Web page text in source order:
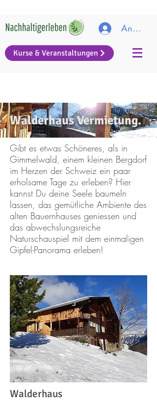
Anmelden
Kurse & Veranstaltungen
Walderhaus Vermietung.
Gibt es etwas Schöneres, als in
Gimmelwald, einem kleinen Bergdorf
im Herzen der Schweiz ein paar
erholsame Tage zu erleben? Hier
kannst Du deine Seele baumeln
lassen, das gemütliche Ambiente des
alten Bauernhauses geniessen und
das abwechslungsreiche
Naturschauspiel mit dem einmaligen
Gipfel-Panorama erleben!
Walderhaus